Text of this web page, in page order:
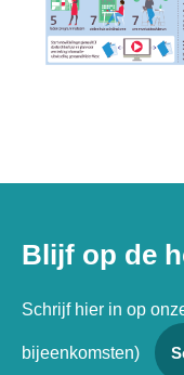
Blijf op de
Schrijf hier in op
bijeenkomsten)